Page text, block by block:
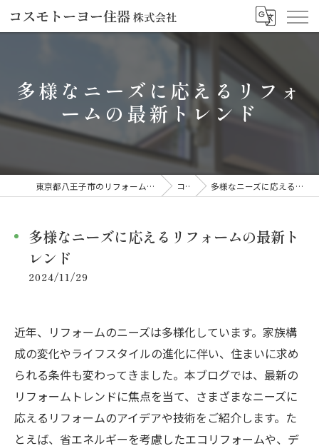
多様なニーズに応えるリフォ
ームの最新トレンド
東京都八王子市のリフォームならコスモトーヨー住器株式会社 コラム 多様なニーズに応えるリフォームの最新トレンド
多様なニーズに応えるリフォームの最新ト
レンド
2024/11/29
近年、リフォームのニーズは多様化しています。家族構
成の変化やライフスタイルの進化に伴い、住まいに求め
られる条件も変わってきました。本ブログでは、最新の
リフォームトレンドに焦点を当て、さまざまなニーズに
応えるリフォームのアイデアや技術をご紹介します。た
とえば、省エネルギーを考慮したエコリフォームや、デ